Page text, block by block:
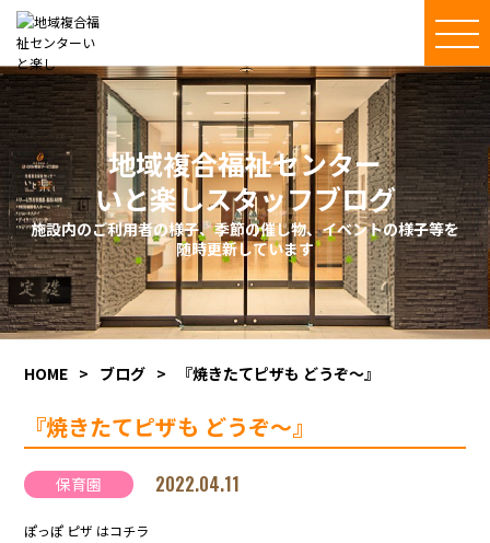
地域複合福祉センター
いと楽しスタッフブログ
施設内のご利用者の様子、季節の催し物、イベントの様子等を
随時更新しています
HOME > ブログ > 『焼きたてピザも どうぞ～』
『焼きたてピザも どうぞ～』
保育園 2022.04.11
ぽっぽ ピザ はコチラ